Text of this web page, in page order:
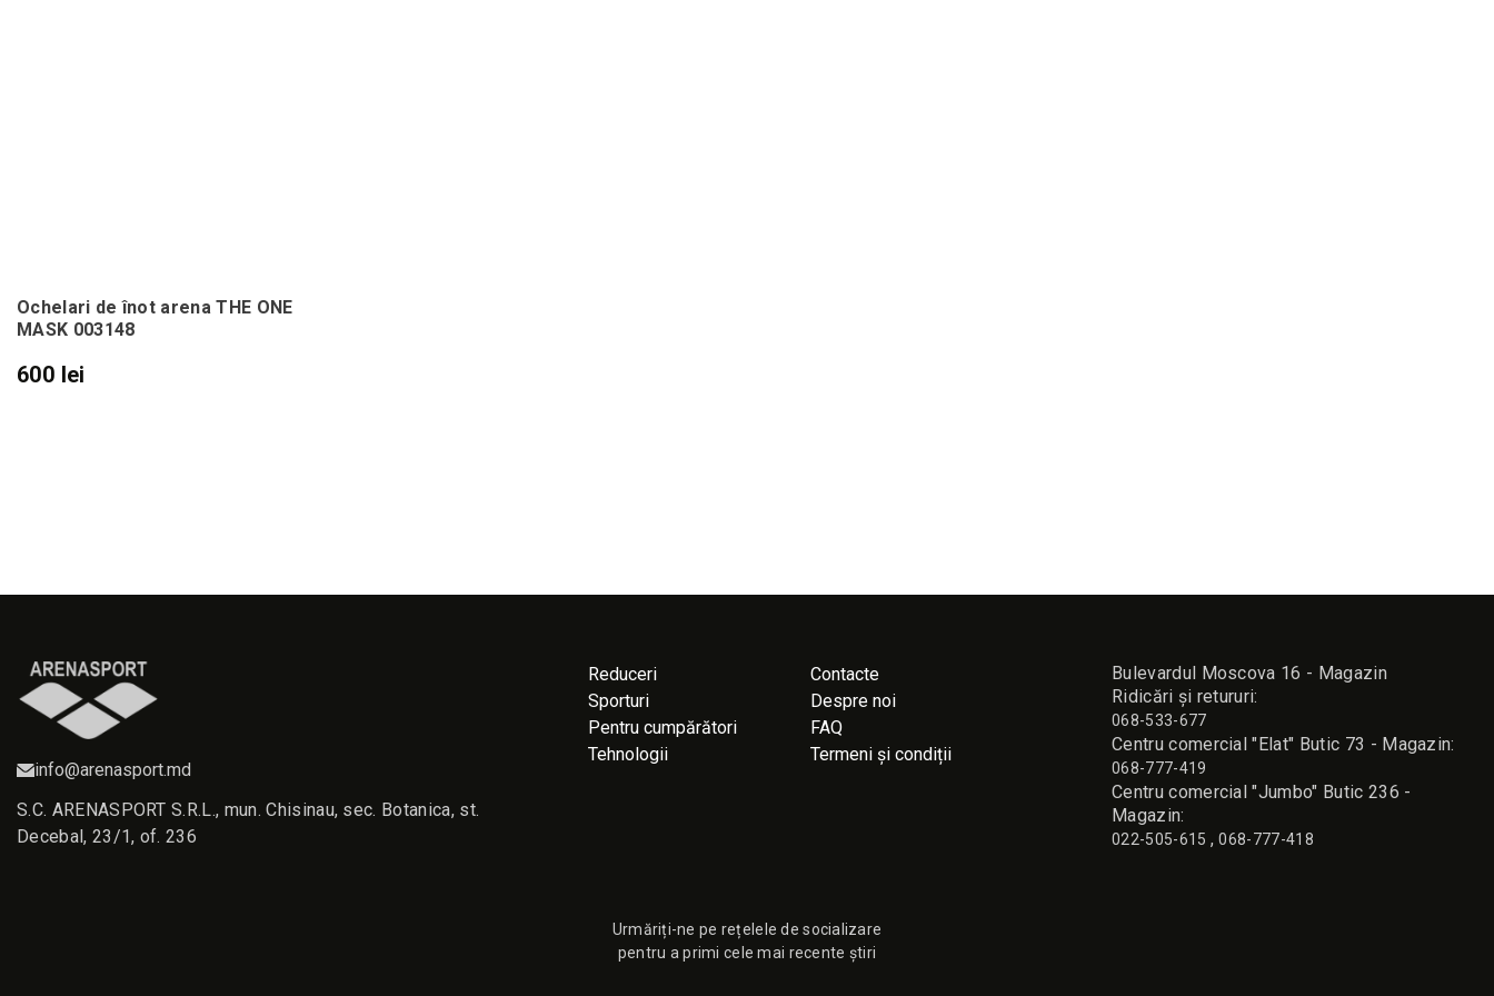
Ochelari de înot arena THE ONE
MASK 003148
600 lei
info@arenasport.md
S.C. ARENASPORT S.R.L., mun. Chisinau, sec. Botanica, st.
Decebal, 23/1, of. 236
Reduceri
Sporturi
Pentru cumpărători
Tehnologii
Contacte
Despre noi
FAQ
Termeni și condiții
Bulevardul Moscova 16 - Magazin
Ridicări și retururi:
068-533-677
Сentru comercial "Elat" Butic 73 - Magazin:
068-777-419
Сentru comercial "Jumbo" Butic 236 -
Magazin:
022-505-615 ,068-777-418
Urmăriți-ne pe rețelele de socializare
pentru a primi cele mai recente știri